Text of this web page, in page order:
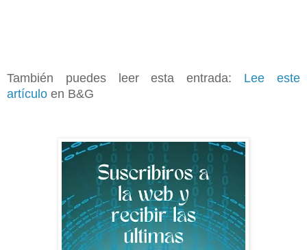
También puedes leer esta entrada: Lee este
artículo en B&G